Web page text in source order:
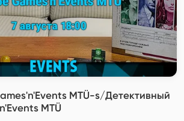
MTÜ-s/Детективный
MTÜ